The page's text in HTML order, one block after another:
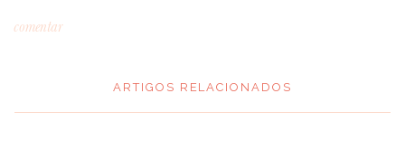
comentar
ARTIGOS RELACIONADOS